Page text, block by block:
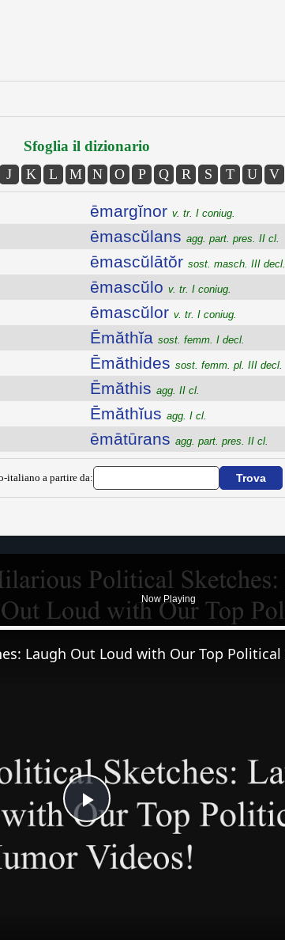
Sfoglia il dizionario
J K L M N O P Q R S T U V
ēmargĭnor v. tr. I coniug.
ēmascŭlans agg. part. pres. II cl.
ēmascŭlātŏr sost. masch. III decl.
ēmascŭlo v. tr. I coniug.
ēmascŭlor v. tr. I coniug.
Ēmăthĭa sost. femm. I decl.
Ēmăthides sost. femm. pl. III decl.
Ēmăthis agg. II cl.
Ēmăthĭus agg. I cl.
ēmātūrans agg. part. pres. II cl.
italiano a partire da:
Now Playing
Play
Video